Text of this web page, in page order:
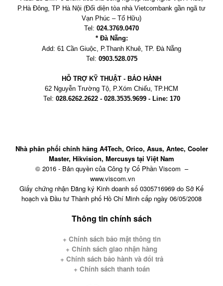
P.Hà Đông, TP Hà Nội (Đối diện tòa nhà Vietcombank gần ngã tư
Vạn Phúc – Tố Hữu)
Tel: 024.3769.0470
* Đà Nẵng:
Add: 61 Cần Giuộc, P.Thanh Khuê, TP. Đà Nẵng
Tel: 0903.528.075
HỖ TRỢ KỸ THUẬT - BẢO HÀNH
62 Nguyễn Trường Tộ, P.Xóm Chiếu, TP.HCM
Tel: 028.6262.2622 - 028.3535.9699 - Line: 170
Nhà phân phối chính hãng A4Tech, Orico, Asus, Antec, Cooler
Master, Hikvision, Mercusys tại Việt Nam
© 2016 - Bản quyền của Công ty Cổ Phần Viscom –
www.viscom.vn
Giấy chứng nhận Đăng ký Kinh doanh số 0305716969 do Sở Kế
hoạch và Đầu tư Thành phố Hồ Chí Minh cấp ngày 06/05/2008
Thông tin chính sách
+ Chính sách bảo mật thông tin
+ Chính sách giao nhận hàng
+ Chính sách bảo hành và đổi trả
+ Chính sách thanh toán